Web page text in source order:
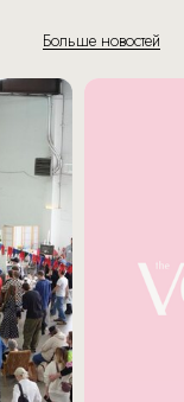
Больше новостей